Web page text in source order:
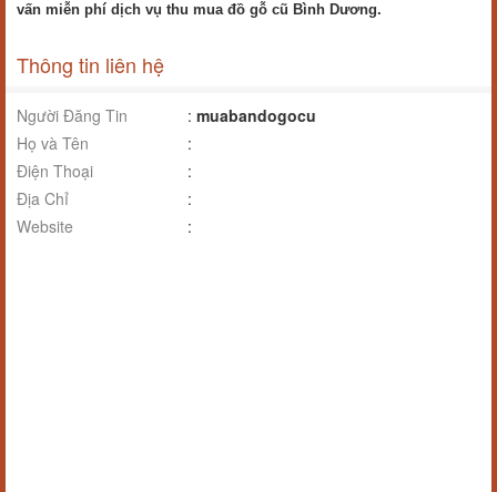
vấn miễn phí dịch vụ thu mua đồ gỗ cũ Bình Dương.
Thông tin liên hệ
Người Đăng Tin : muabandogocu
Họ và Tên
:
Điện Thoại
:
Địa Chỉ
:
Website
: